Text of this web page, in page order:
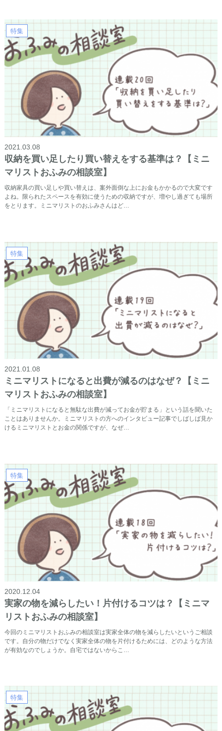
特集
2021.03.08
収納を買い足したり買い替えをする基準は？【ミニ
マリストおふみの相談室】
収納家具の買い足しや買い替えは、案外面倒な上にお金もかかるので大変です
よね。限られたスペースを有効に使うための収納ですが、増やし過ぎても場所
をとります。ミニマリストのおふみさんはど…
特集
2021.01.08
ミニマリストになると出費が減るのはなぜ？【ミニ
マリストおふみの相談室】
「ミニマリストになると無駄な出費が減ってお金が貯まる」という話を聞いた
ことはありませんか。ミニマリストの方へのインタビュー記事でしばしば見か
けるミニマリストとお金の関係ですが、なぜ…
特集
2020.12.04
実家の物を減らしたい！片付けるコツは？【ミニマ
リストおふみの相談室】
今回のミニマリストおふみの相談室は実家全体の物を減らしたいというご相談
です。自分の物だけでなく実家全体の物を片付けるためには、どのような方法
が有効なのでしょうか。自宅ではないからこ…
特集